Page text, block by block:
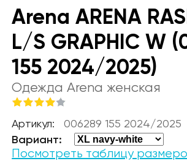
Arena ARENA
L/S GRAPHIC W
155 2024/2025)
Одежда Arena женская
Артикул: 006289 155 2024/2025
Вариант:
Посмотреть таблицу